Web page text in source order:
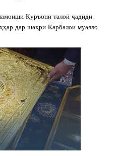
Қуръони талоӣ ҷадиди
дар шаҳри Карбалои муалло